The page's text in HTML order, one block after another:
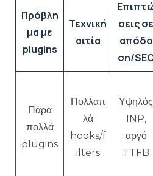
Πρόβλη
μα με
plugins
Τεχνική
αιτία
σεις σε
απόδο
ση/
Πάρα
πολλά
plugins
Πολλαπ
λά
hooks/f
ilters
Υψηλός
INP,
αργό
TTFB